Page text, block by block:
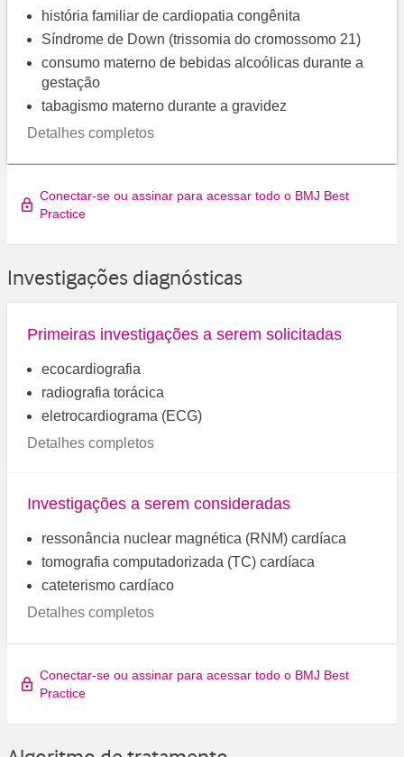
história familiar de cardiopatia congênita
Síndrome de Down (trissomia do cromossomo 21)
consumo materno de bebidas alcoólicas durante a
gestação
tabagismo materno durante a gravidez
Detalhes completos
Conectar-se ou assinar para acessar todo o BMJ Best
Practice
Investigações diagnósticas
Primeiras investigações a serem solicitadas
ecocardiografia
radiografia torácica
eletrocardiograma (ECG)
Detalhes completos
Investigações a serem consideradas
ressonância nuclear magnética (RNM) cardíaca
tomografia computadorizada (TC) cardíaca
cateterismo cardíaco
Detalhes completos
Conectar-se ou assinar para acessar todo o BMJ Best
Practice